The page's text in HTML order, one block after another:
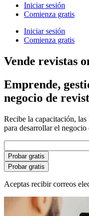
Iniciar sesión
Comienza gratis
Iniciar sesión
Comienza gratis
Vende revistas
Emprende,
negocio de
Recibe la capacitación, las
para desarrollar el negocio
Probar gratis
Probar gratis
Aceptas recibir correos